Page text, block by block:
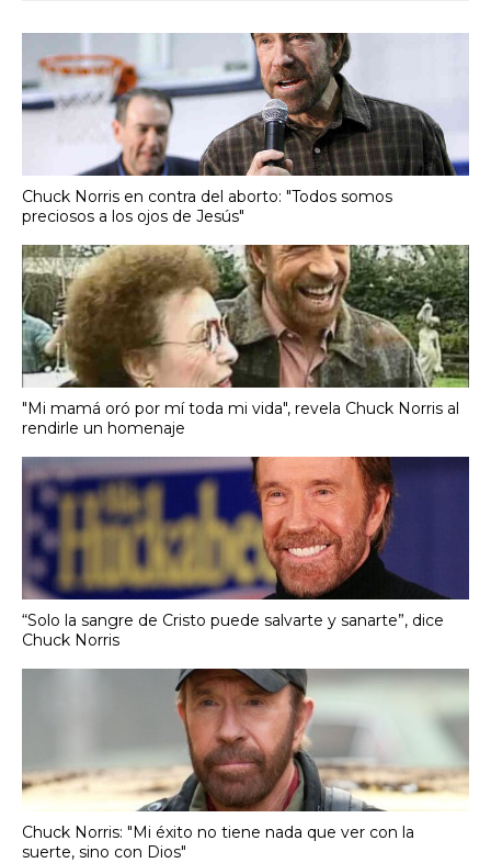
Chuck Norris en contra del aborto: "Todos somos
preciosos a los ojos de Jesús"
"Mi mamá oró por mí toda mi vida", revela Chuck Norris al
rendirle un homenaje
“Solo la sangre de Cristo puede salvarte y sanarte”, dice
Chuck Norris
Chuck Norris: "Mi éxito no tiene nada que ver con la
suerte, sino con Dios"